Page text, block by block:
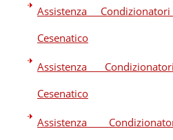
Assistenza Condizionatori
Cesenatico
Assistenza
Cesenatico
Assistenza